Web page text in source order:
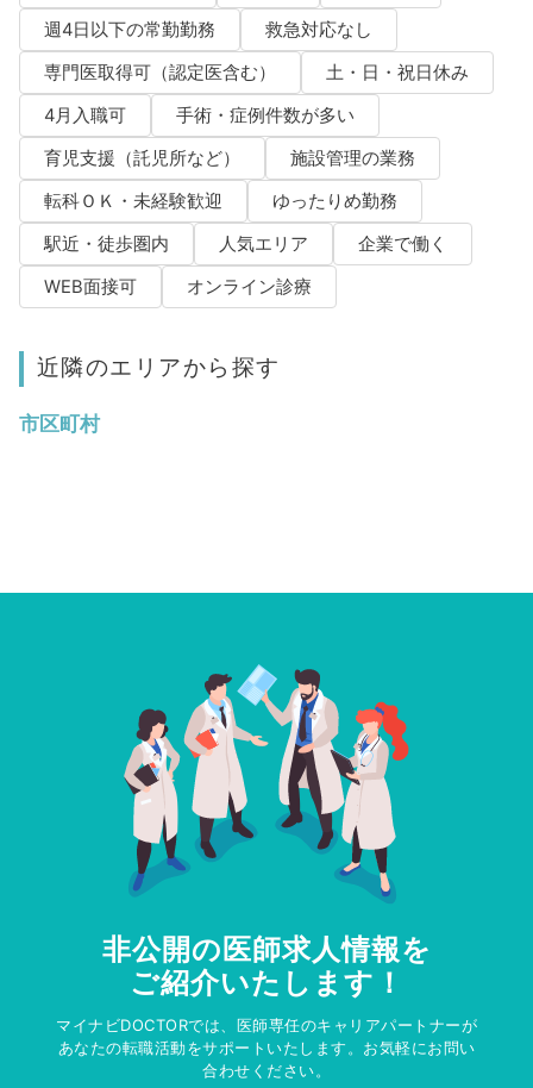
週4日以下の常勤勤務
救急対応なし
専門医取得可（認定医含む）
土・日・祝日休み
4月入職可
手術・症例件数が多い
育児支援（託児所など）
施設管理の業務
転科ＯＫ・未経験歓迎
ゆったりめ勤務
駅近・徒歩圏内
人気エリア
企業で働く
WEB面接可
オンライン診療
近隣のエリアから探す
市区町村
非公開の医師求人情報を
ご紹介いたします！
マイナビDOCTORでは、医師専任のキャリアパートナーが
あなたの転職活動をサポートいたします。お気軽にお問い
合わせください。